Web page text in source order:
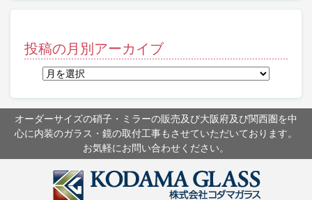
投稿の月別アーカイブ
月
別
ー
オーダーサイズの硝子・ミラーの販売及び大阪府及び関西圏を中
心に内装のガラス・鏡の取付工事もさせていただいております。
お気軽にお問い合わせください。